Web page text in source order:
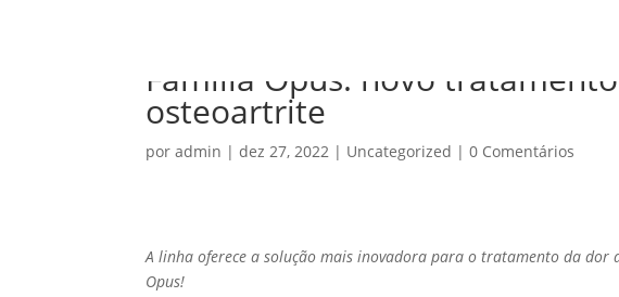
Família Opus: novo
osteoartrite
poradmin |dez 27, 2022 | Uncategorized |0 Comentários
A linha oferece a solução mais inovadora para o tratamento da dor
Opus!